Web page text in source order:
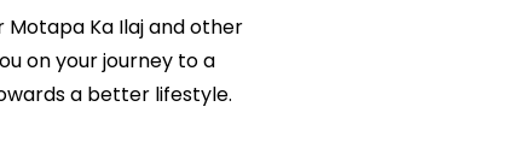
Motapa Ka Ilaj and other
on your journey to a
a better lifestyle.